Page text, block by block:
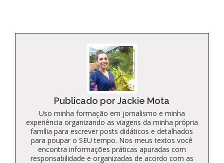
Publicado por Jackie Mota
Uso minha formação em jornalismo e minha
experiência organizando as viagens da minha própria
família para escrever posts didáticos e detalhados
para poupar o SEU tempo. Nos meus textos você
encontra informações práticas apuradas com
responsabilidade e organizadas de acordo com as